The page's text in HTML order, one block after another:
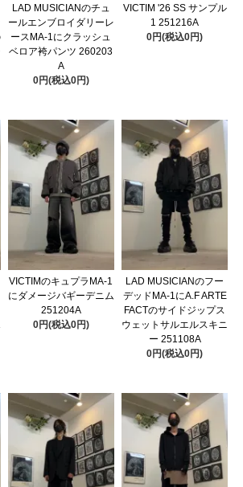
LAD MUSICIANのチュ
ールエンブロイダリーレ
ースMA-1にクラッシュ
ベロア袴パンツ 260203
A
0円(税込0円)
VICTIM '26 SS サンプル
1 251216A
0円(税込0円)
VICTIMのキュプラMA-1
にダメージバギーデニム
251204A
0円(税込0円)
LAD MUSICIANのフー
デッドMA-1にA.F ARTE
FACTのサイドジップス
ウェットサルエルスキニ
ー 251108A
0円(税込0円)